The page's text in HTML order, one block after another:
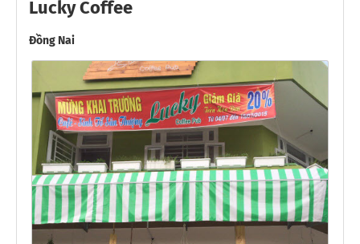
Lucky Coffee
Đồng Nai